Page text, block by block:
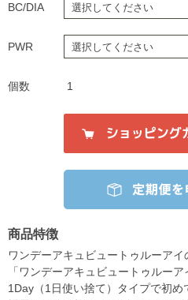
BC/DIA
PWR
個数 1
商品特徴
ワンデーアキュビュートゥルーアイ
「ワンデーアキュビュートゥルー
1Day（1日使い捨て）タイプで初め